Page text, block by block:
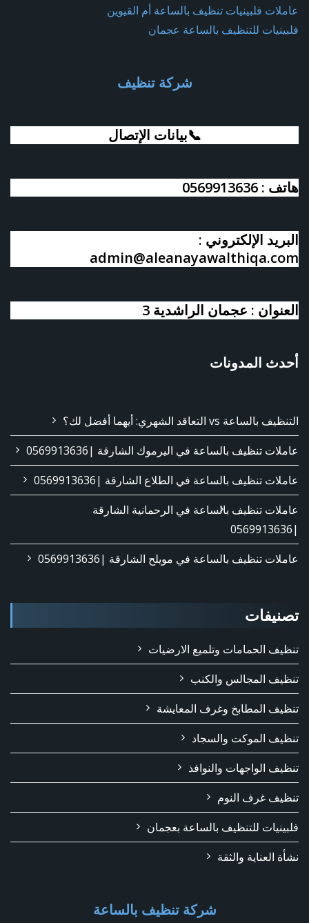
عاملات فلبينيات تنظيف بالساعة أم القيوين
فلبينيات للتنظيف بالساعة عجمان
شركة تنظيف
📞بيانات الإتصال
هاتف : 0569913636
البريد الإلكتروني :
admin@aleanayawalthiqa.com
العنوان : عجمان الراشدية 3
أحدث المدونات
التنظيف بالساعة vs التعاقد الشهري: أيهما أفضل لك؟
عاملات تنظيف بالساعة في اليرموك الشارقة |0569913636
عاملات تنظيف بالساعة في الطلاع الشارقة |0569913636
عاملات تنظيف بالساعة في الرحمانية الشارقة
|0569913636
عاملات تنظيف بالساعة في مويلح الشارقة |0569913636
تصنيفات
تنظيف الحمامات وتلميع الارضيات
تنظيف المجالس والكنب
تنظيف المطابخ وغرف المعايشة
تنظيف الموكت والسجاد
تنظيف الواجهات والنوافذ
تنظيف غرف النوم
فلبينيات للتنظيف بالساعة بعجمان
نشأة العناية والثقة
شركة تنظيف بالساعة